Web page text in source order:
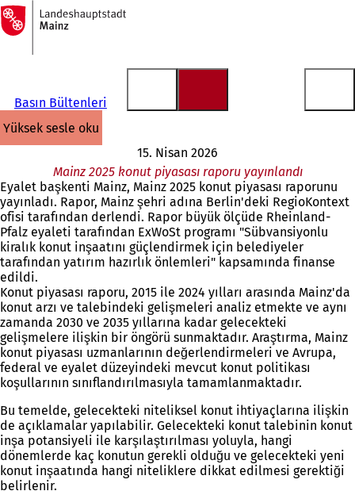
İçeriğe atla
Ana
sayfaya
Basın Bültenleri
yüksek sesle oku
15. Nisan 2026
Mainz 2025 konut piyasası raporu yayınlandı
Eyalet başkenti Mainz, Mainz 2025 konut piyasası raporunu
yayınladı. Rapor, Mainz şehri adına Berlin'deki RegioKontext
ofisi tarafından derlendi. Rapor büyük ölçüde Rheinland-
Pfalz eyaleti tarafından ExWoSt programı "Sübvansiyonlu
kiralık konut inşaatını güçlendirmek için belediyeler
tarafından yatırım hazırlık önlemleri" kapsamında finanse
edildi.
Konut piyasası raporu, 2015 ile 2024 yılları arasında Mainz'da
konut arzı ve talebindeki gelişmeleri analiz etmekte ve aynı
zamanda 2030 ve 2035 yıllarına kadar gelecekteki
gelişmelere ilişkin bir öngörü sunmaktadır. Araştırma, Mainz
konut piyasası uzmanlarının değerlendirmeleri ve Avrupa,
federal ve eyalet düzeyindeki mevcut konut politikası
koşullarının sınıflandırılmasıyla tamamlanmaktadır.
Bu temelde, gelecekteki niteliksel konut ihtiyaçlarına ilişkin
de açıklamalar yapılabilir. Gelecekteki konut talebinin konut
inşa potansiyeli ile karşılaştırılması yoluyla, hangi
dönemlerde kaç konutun gerekli olduğu ve gelecekteki yeni
konut inşaatında hangi niteliklere dikkat edilmesi gerektiği
belirlenir.